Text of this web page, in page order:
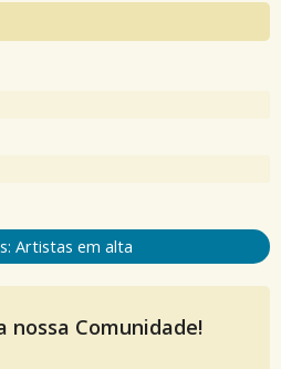
Artistas em alta
nossa Comunidade!